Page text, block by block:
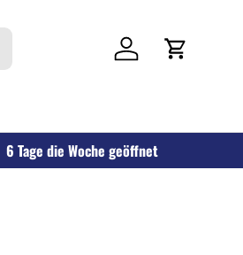
Einloggen
6 Tage die Woche geöffnet